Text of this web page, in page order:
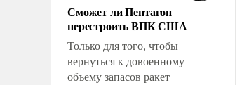
Сможет ли Пентагон
перестроить ВПК США
Только для того, чтобы
вернуться к довоенному
объему запасов ракет